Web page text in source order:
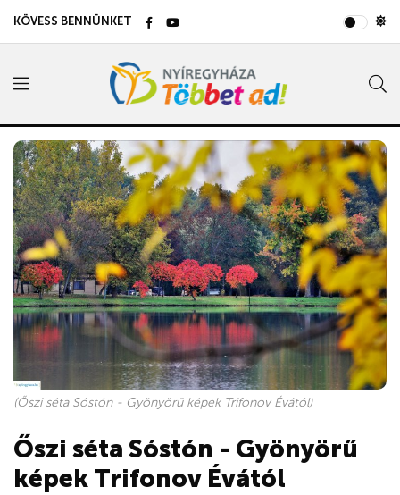
KÖVESS BENNÜNKET
(Őszi séta Sóstón - Gyönyörű képek Trifonov Évától)
Őszi séta Sóstón - Gyönyörű
képek Trifonov Évától